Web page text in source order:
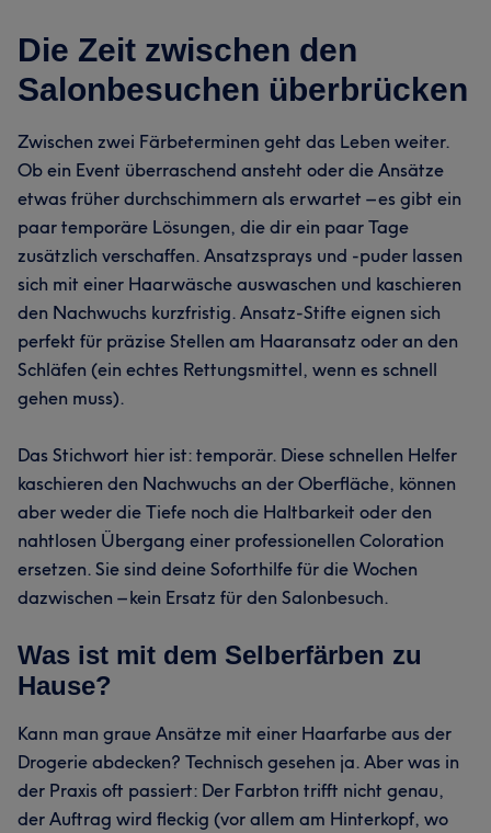
Die Zeit zwischen den
Salonbesuchen überbrücken
Zwischen zwei Färbeterminen geht das Leben weiter.
Ob ein Event überraschend ansteht oder die Ansätze
etwas früher durchschimmern als erwartet – es gibt ein
paar temporäre Lösungen, die dir ein paar Tage
zusätzlich verschaffen. Ansatzsprays und -puder lassen
sich mit einer Haarwäsche auswaschen und kaschieren
den Nachwuchs kurzfristig. Ansatz-Stifte eignen sich
perfekt für präzise Stellen am Haaransatz oder an den
Schläfen (ein echtes Rettungsmittel, wenn es schnell
gehen muss).
Das Stichwort hier ist: temporär. Diese schnellen Helfer
kaschieren den Nachwuchs an der Oberfläche, können
aber weder die Tiefe noch die Haltbarkeit oder den
nahtlosen Übergang einer professionellen Coloration
ersetzen. Sie sind deine Soforthilfe für die Wochen
dazwischen – kein Ersatz für den Salonbesuch.
Was ist mit dem Selberfärben zu
Hause?
Kann man graue Ansätze mit einer Haarfarbe aus der
Drogerie abdecken? Technisch gesehen ja. Aber was in
der Praxis oft passiert: Der Farbton trifft nicht genau,
der Auftrag wird fleckig (vor allem am Hinterkopf, wo